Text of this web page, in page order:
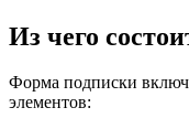
Из чего
Форма подписки
элементов: